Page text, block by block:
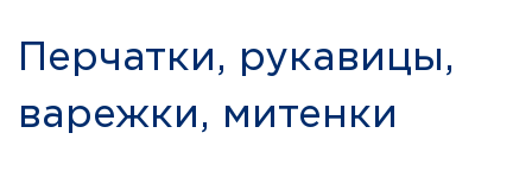
Перчатки, рукавицы,
варежки, митенки